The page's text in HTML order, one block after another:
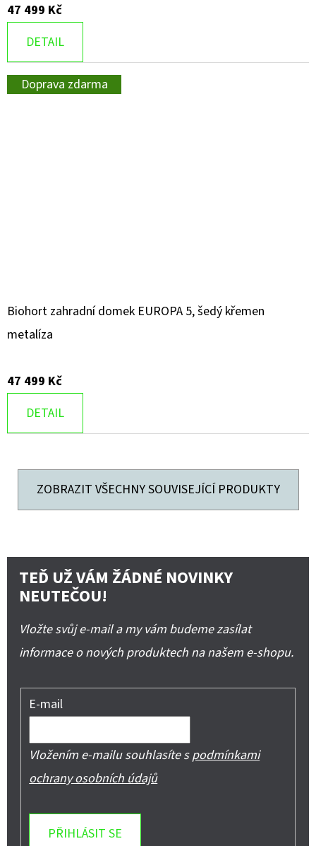
47 499 Kč
DETAIL
Doprava zdarma
Biohort zahradní domek EUROPA 5, šedý křemen
metalíza
47 499 Kč
DETAIL
ZOBRAZIT VŠECHNY SOUVISEJÍCÍ PRODUKTY
TEĎ UŽ VÁM ŽÁDNÉ NOVINKY
NEUTEČOU!
Vložte svůj e-mail a my vám budeme zasílat
informace o nových produktech na našem e-shopu.
E-mail
Vložením e-mailu souhlasíte spodmínkami
ochrany osobních údajů
PŘIHLÁSIT SE